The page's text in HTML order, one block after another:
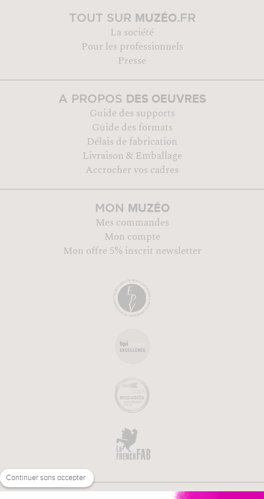
TOUT SUR MUZÉO.FR
La société
Pour les professionnels
Presse
A PROPOS DES OEUVRES
Guide des supports
Guide des formats
Délais de fabrication
Livraison & Emballage
Accrocher vos cadres
MON MUZÉO
Mes commandes
Mon compte
Mon offre 5% inscrit newsletter
Continuer sans accepter